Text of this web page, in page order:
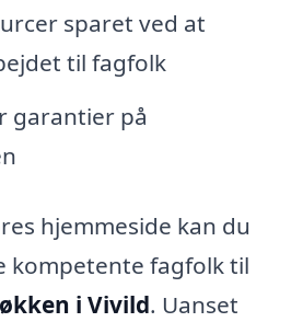
sparet ved at
til fagfolk
garantier på
hjemmeside kan du
kompetente fagfolk til
i Vivild. Uanset